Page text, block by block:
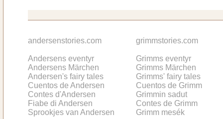
andersenstories.com
Andersens eventyr
Andersens Märchen
Andersen's fairy tales
Cuentos de Andersen
Contes d'Andersen
Fiabe di Andersen
Sprookjes van Andersen
grimmstories.com
Grimms eventyr
Grimms Märchen
Grimms' fairy tales
Cuentos de Grimm
Grimmin sadut
Contes de Grimm
Grimm mesék